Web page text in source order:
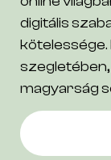
digitális
kötelessége.
magyarság